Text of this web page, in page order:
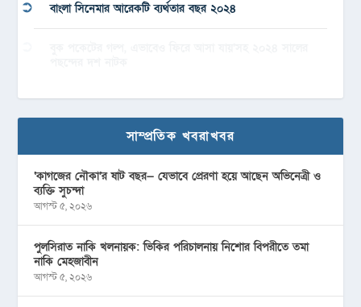
বাংলা সিনেমার আরেকটি ব্যর্থতার বছর ২০২৪
সাম্প্রতিক খবরাখবর
‘কাগজের নৌকা’র ষাট বছর— যেভাবে প্রেরণা হয়ে আছেন অভিনেত্রী ও
ব্যক্তি সুচন্দা
আগস্ট ৫, ২০২৬
পুলসিরাত নাকি খলনায়ক: ভিকির পরিচালনায় নিশোর বিপরীতে তমা
নাকি মেহজাবীন
আগস্ট ৫, ২০২৬